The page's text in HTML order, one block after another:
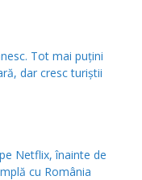
Tot mai puțini
dar cresc turiștii
Netflix, înainte de
cu România